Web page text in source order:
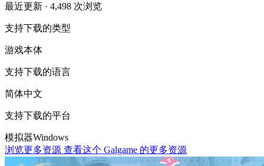
最近更新 · 4,498 次浏览
支持下载的类型
游戏本体
支持下载的语言
简体中文
支持下载的平台
模拟器Windows
浏览更多资源 查看这个 Galgame 的更多资源